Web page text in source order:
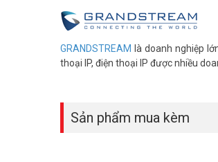
GRANDSTREAM là doanh nghiệp
thoại IP, điện thoại IP được nhiều
Sản phẩm mua kèm